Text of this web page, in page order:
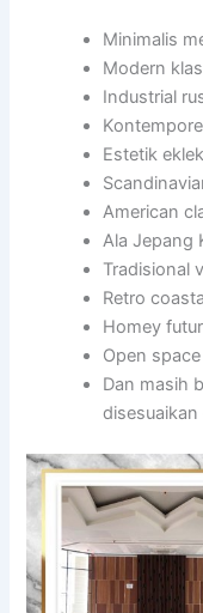
Minimalis
Modern
Industrial
Estetik
American
Ala Jepang
Tradisional
Retro
Homey
Open
Dan masih